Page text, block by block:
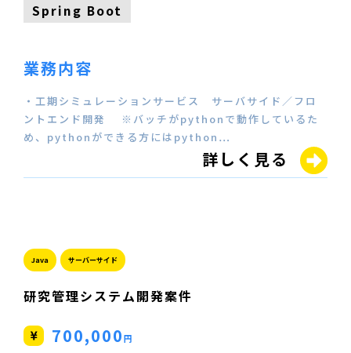
Spring Boot
業務内容
・工期シミュレーションサービス サーバサイド／フロ
ントエンド開発 ※バッチがpythonで動作しているた
め、pythonができる方にはpython…
詳しく見る
Java サーバーサイド
研究管理システム開発案件
700,000円